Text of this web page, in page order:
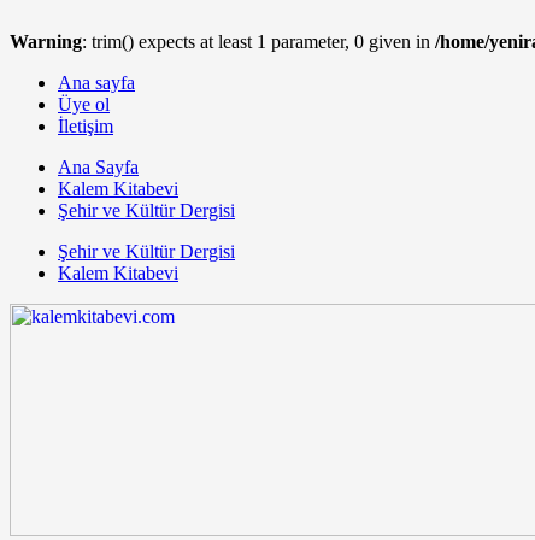
Warning: trim() expects at least 1 parameter, 0 given in /home/
Ana sayfa
Üye ol
İletişim
Ana Sayfa
Kalem Kitabevi
Şehir ve Kültür Dergisi
Şehir ve Kültür Dergisi
Kalem Kitabevi